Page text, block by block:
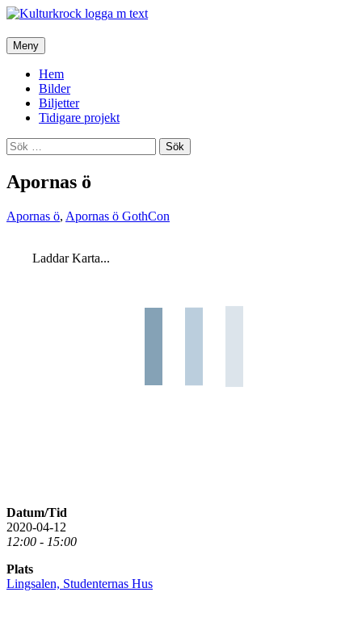
Meny Hoppa
till
innehåll
Hem
Bilder
Biljetter
Tidigare projekt
Sök
efter:
Apornas ö
Apornas ö, Apornas ö GothCon
Laddar Karta...
Datum/Tid
2020-04-12
12:00 - 15:00
Plats
Lingsalen, Studenternas Hus